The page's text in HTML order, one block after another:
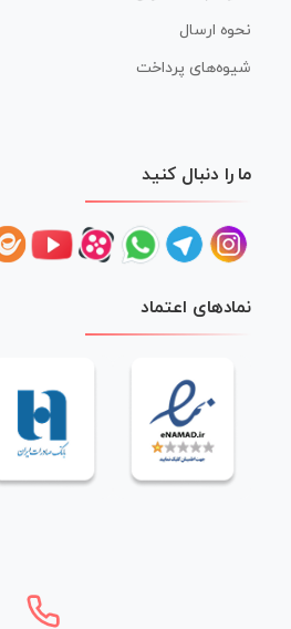
نحوه ارسال
شیوه‌های پرداخت
ما را دنبال کنید
نمادهای اعتماد